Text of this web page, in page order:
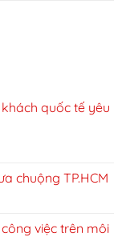
quốc tế yêu
chuộng TP.HCM
việc trên môi